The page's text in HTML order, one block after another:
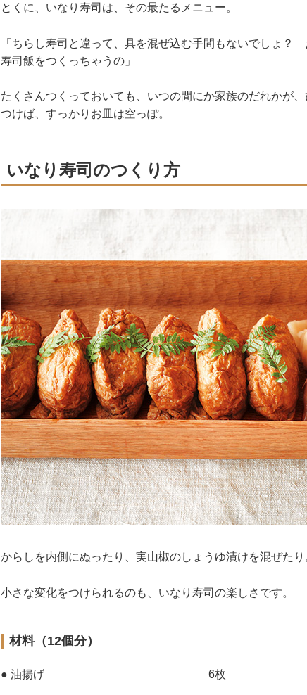
とくに、いなり寿司は、その最たるメニュー。
「ちらし寿司と違って、具を混ぜ込む手間もないでしょ？
寿司飯をつくっちゃうの」
たくさんつくっておいても、いつの間にか家族のだれかが
つけば、すっかりお皿は空っぽ。
いなり寿司のつくり方
からしを内側にぬったり、実山椒のしょうゆ漬けを混ぜたり
小さな変化をつけられるのも、いなり寿司の楽しさです。
材料（12個分）
● 油揚げ 6枚